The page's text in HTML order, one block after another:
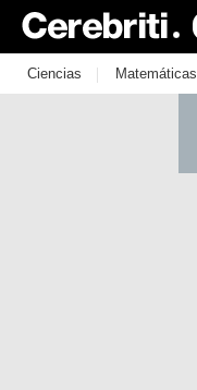
Ciencias | Matemáticas